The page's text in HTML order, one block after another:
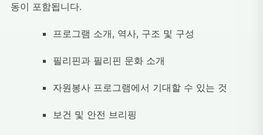
동이 포함됩니다.
프로그램 소개, 역사, 구조 및 구성
필리핀과 필리핀 문화 소개
자원봉사 프로그램에서 기대할 수 있는 것
보건 및 안전 브리핑